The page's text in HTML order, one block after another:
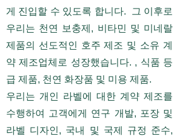
게 진입할 수 있도록 합니다. 그 이후로
우리는 천연 보충제, 비타민 및 미네랄
제품의 선도적인 호주 제조 및 소유 계
약 제조업체로 성장했습니다. , 식품 등
급 제품, 천연 화장품 및 미용 제품.
우리는 개인 라벨에 대한 계약 제조를
수행하여 고객에게 연구 개발, 포장 및
라벨 디자인, 국내 및 국제 규정 준수,